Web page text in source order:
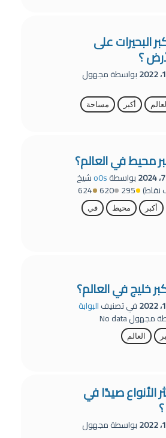
البحيرات على
؟
بواسطةمجهول
العالم أكبر مساحة
محيط في العالم؟
بواسطةo0sشيخ
نقاط) 295
620
624
أكبر محيط
في
خليج في العالم؟
في تصنيفالبوابة
مجهولNo data
العالم
الأنواع صيدًا في
بواسطةمجهول